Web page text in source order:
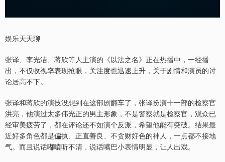
娱乐天天聊
张译、李光洁、蒋欣等人主演的《以法之名》正在热播中，一经播
出，不仅收视率表现抢眼，关注度也迅速上升，关于剧情和演员的讨
论居高不下。
张译和蒋欣的演技没想到在这部剧翻车了，张译扮演十一部的检察官
洪亮，他演过太多伟光正的男主形象，不是警察就是检察官，观众已
经审美疲劳了，都在评论还不如演个反派，希望他能有突破。结果最
近好多角色都是偏执、正直善良、不贪财好色的神人，一点都不接地
气。而且说话嘟囔听不清，说话嘴巴小表情明显，让人出戏。